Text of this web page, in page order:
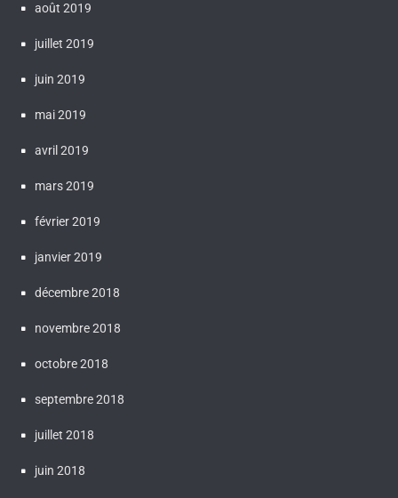
août 2019
juillet 2019
juin 2019
mai 2019
avril 2019
mars 2019
février 2019
janvier 2019
décembre 2018
novembre 2018
octobre 2018
septembre 2018
juillet 2018
juin 2018